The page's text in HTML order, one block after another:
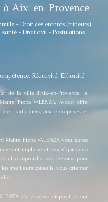
à Aix-en-Provence
- Droit des enfants (mineurs)
santé - Droit civil - Postulations
Réactivité, Efficacité
de la ville d’Aix-en-Provence, le
Fiona VALENZA, Avocat offre
aux particuliers, aux entreprises et
Maître Fiona VALENZA vous aurez
impliqué et réactif qui saura
et comprendre vos besoins pour
les meilleurs conseils, vous orienter
est à votre disposition sur